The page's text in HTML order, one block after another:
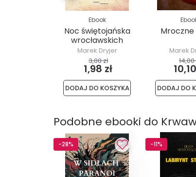
Ebook
Noc świętojańska
wrocławskich
krasnali
Marek Dryjer
3,00 zł
1,98 zł
DODAJ DO KOSZYKA
Mroczne
Marek
14,00
DODAJ DO
Podobne ebooki do
-28% -11%